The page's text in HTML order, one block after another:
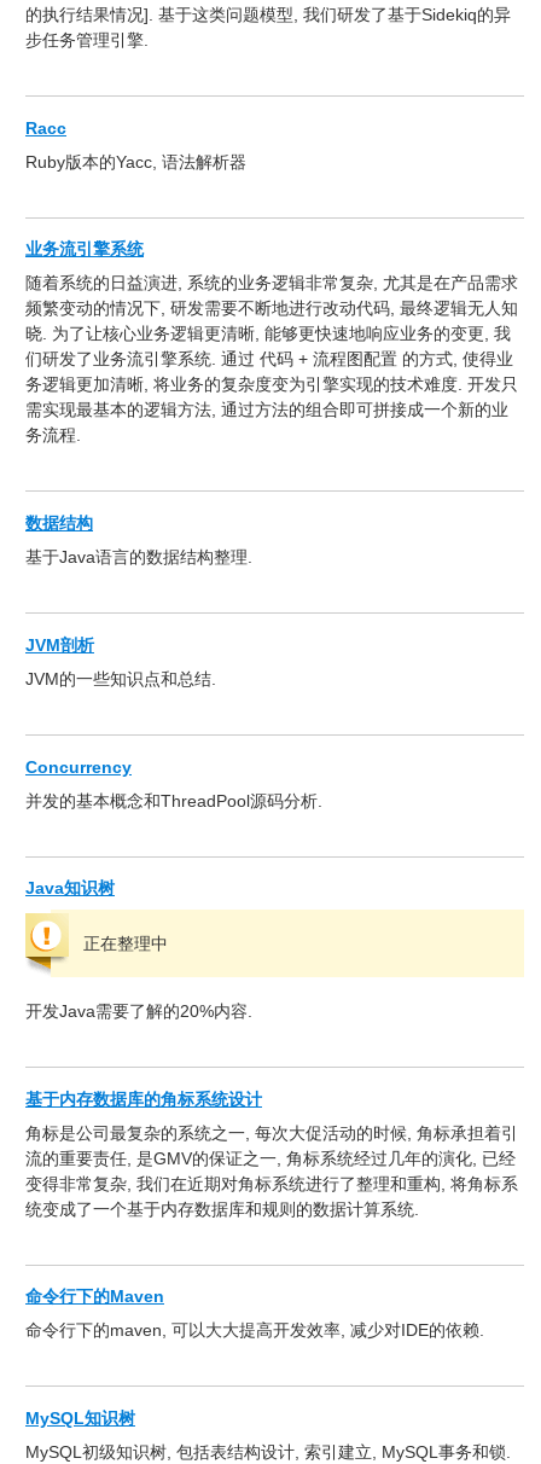
的执行结果情况]. 基于这类问题模型, 我们研发了基于Sidekiq的异
步任务管理引擎.
Racc
Ruby版本的Yacc, 语法解析器
业务流引擎系统
随着系统的日益演进, 系统的业务逻辑非常复杂, 尤其是在产品需求
频繁变动的情况下, 研发需要不断地进行改动代码, 最终逻辑无人知
晓. 为了让核心业务逻辑更清晰, 能够更快速地响应业务的变更, 我
们研发了业务流引擎系统. 通过 代码 + 流程图配置 的方式, 使得业
务逻辑更加清晰, 将业务的复杂度变为引擎实现的技术难度. 开发只
需实现最基本的逻辑方法, 通过方法的组合即可拼接成一个新的业
务流程.
数据结构
基于Java语言的数据结构整理.
JVM剖析
JVM的一些知识点和总结.
Concurrency
并发的基本概念和ThreadPool源码分析.
Java知识树
正在整理中
开发Java需要了解的20%内容.
基于内存数据库的角标系统设计
角标是公司最复杂的系统之一, 每次大促活动的时候, 角标承担着引
流的重要责任, 是GMV的保证之一, 角标系统经过几年的演化, 已经
变得非常复杂, 我们在近期对角标系统进行了整理和重构, 将角标系
统变成了一个基于内存数据库和规则的数据计算系统.
命令行下的Maven
命令行下的maven, 可以大大提高开发效率, 减少对IDE的依赖.
MySQL知识树
MySQL初级知识树, 包括表结构设计, 索引建立, MySQL事务和锁.